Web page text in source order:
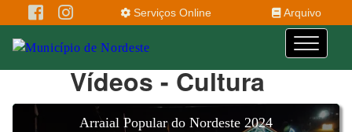
Serviços Online Arquivo
Vídeos - Cultura
Arraial Popular do Nordeste 2024